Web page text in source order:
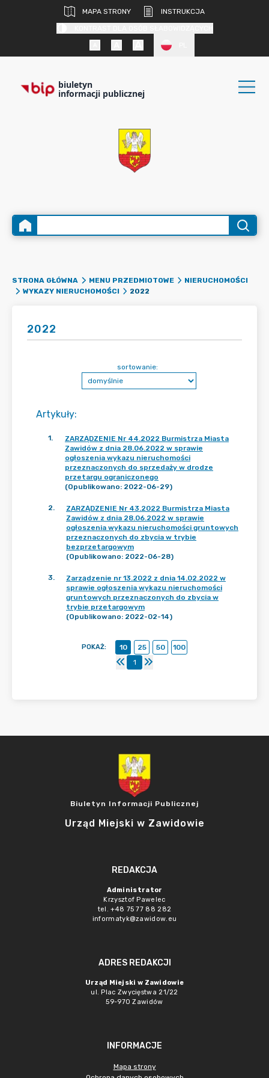
MAPA STRONY
INSTRUKCJA
biuletyn
informacji publicznej
STRONA GŁÓWNA MENU PRZEDMIOTOWE
NIERUCHOMOŚCI
WYKAZY NIERUCHOMOŚCI
2022
2022
Artykuły:
sortowanie:
1.
ZARZĄDZENIE Nr 44.2022 Burmistrza Miasta
Zawidów z dnia 28.06.2022 w sprawie
ogłoszenia wykazu nieruchomości
przeznaczonych do sprzedaży w drodze
przetargu ograniczonego
(Opublikowano: 2022-06-29)
2.
ZARZĄDZENIE Nr 43.2022 Burmistrza Miasta
Zawidów z dnia 28.06.2022 w sprawie
ogłoszenia wykazu nieruchomości gruntowych
przeznaczonych do zbycia w trybie
bezprzetargowym
(Opublikowano: 2022-06-28)
3.
Zarządzenie nr 13.2022 z dnia 14.02.2022 w
sprawie ogłoszenia wykazu nieruchomości
gruntowych przeznaczonych do zbycia w
trybie przetargowym
(Opublikowano: 2022-02-14)
POKAŻ: 10 25 50
100
1
Biuletyn Informacji Publicznej
Urząd Miejski w Zawidowie
REDAKCJA
Administrator
Krzysztof Pawelec
tel. +48 75 77 88 282
informatyk@zawidow.eu
ADRES REDAKCJI
Urząd Miejski w Zawidowie
ul. Plac Zwycięstwa 21/22
59-970 Zawidów
INFORMACJE
Mapa strony